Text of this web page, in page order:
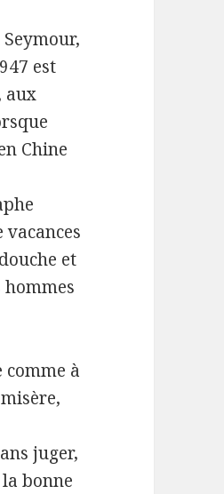
est
aux
Chine
vacances
et
hommes
comme à
juger,
bonne